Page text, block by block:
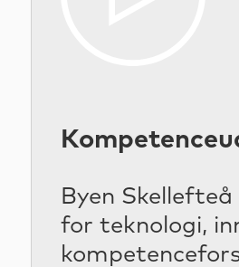
Byen
for teknologi,